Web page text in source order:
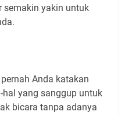
semakin yakin untuk
Anda katakan
yang sanggup untuk
bicara tanpa adanya